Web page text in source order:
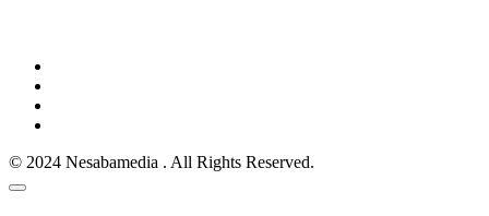
© 2024 Nesabamedia . All Rights Reserved.